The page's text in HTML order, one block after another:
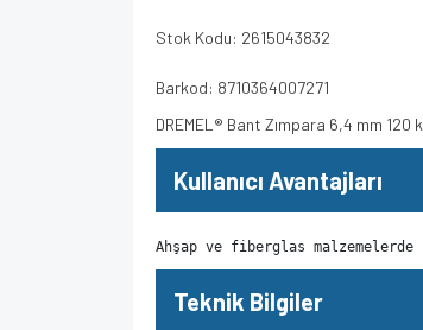
Stok Kodu: 2615043832
Barkod: 8710364007271
DREMEL® Bant Zımpara 6,4 mm 120
Kullanıcı Avantajları
Ahşap ve fiberglas
Teknik Bilgiler